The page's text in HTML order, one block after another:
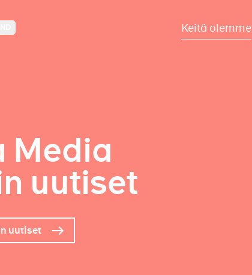
Keitä olemme
Media
uutiset
uutiset